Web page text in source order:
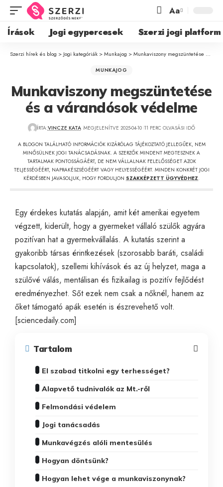
Aa
Írások Jogi egypercesek Szerzi jogi platform
Szerzi hírek és blog > Jogi kategóriák >Munkajog >Munkaviszony megszüntetése és a várandósok védelme
MUNKAJOG
Munkaviszony megszüntetése
és a várandósok védelme
ÍRTA:VINCZE KATA MEGJELENÍTVE 2025-04-10 11 PERC OLVASÁSI IDŐ
A BLOGON TALÁLHATÓ INFORMÁCIÓK KIZÁRÓLAG TÁJÉKOZTATÓ JELLEGŰEK, NEM
MINŐSÜLNEK JOGI TANÁCSADÁSNAK. A SZERZŐK MINDENT MEGTESZNEK A
TARTALMAK PONTOSSÁGÁÉRT, DE NEM VÁLLALNAK FELELŐSSÉGET AZOK
TELJESSÉGÉÉRT, NAPRAKÉSZSÉGÉÉRT VAGY HELYESSÉGÉÉRT. MINDEN KONKRÉT JOGI
KÉRDÉSBEN JAVASOLJUK, HOGY FORDULJON SZAKKÉPZETT ÜGYVÉDHEZ.
Egy érdekes kutatás alapján, amit két amerikai egyetem
végzett, kiderült, hogy a gyermeket vállaló szülők agyára
pozitívan hat a gyermekvállalás. A kutatás szerint a
gyakoribb társas érintkezések (szorosabb baráti, családi
kapcsolatok), szellemi kihívások és az új helyzet, maga a
szülővé válás, mentálisan és fizikailag is pozitív fejlődést
eredményezhet. Sőt ezek nem csak a nőknél, hanem az
őket támogató apák esetén is észrevehető volt.
[sciencedaily.com]
Tartalom
El szabad titkolni egy terhességet?
Alapvető tudnivalók az Mt.-ről
Felmondási védelem
Jogi tanácsadás
Munkavégzés alóli mentesülés
Hogyan döntsünk?
Hogyan lehet vége a munkaviszonynak?